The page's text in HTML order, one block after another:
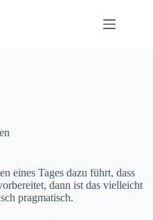
eines Tages dazu führt, dass
dann ist das vielleicht
pragmatisch.